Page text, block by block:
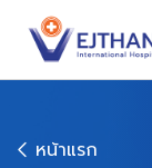
Skip to content
หน้าแรก